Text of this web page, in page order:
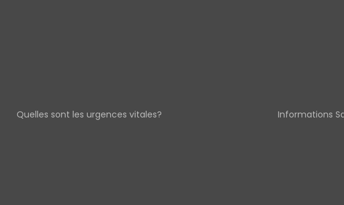
Quelles sont les urgences vitales? Informations